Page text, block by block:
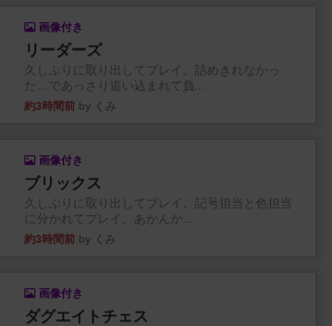
画像付き
リーダーズ
久しぶりに取り出してプレイ。詰めきれなかっ
た…であっさり追い込まれて負...
約3時間前 by くみ
画像付き
ブリックス
久しぶりに取り出してプレイ。記号担当と色担当
に分かれてプレイ。あかんか...
約3時間前 by くみ
画像付き
ダグエイトチェス